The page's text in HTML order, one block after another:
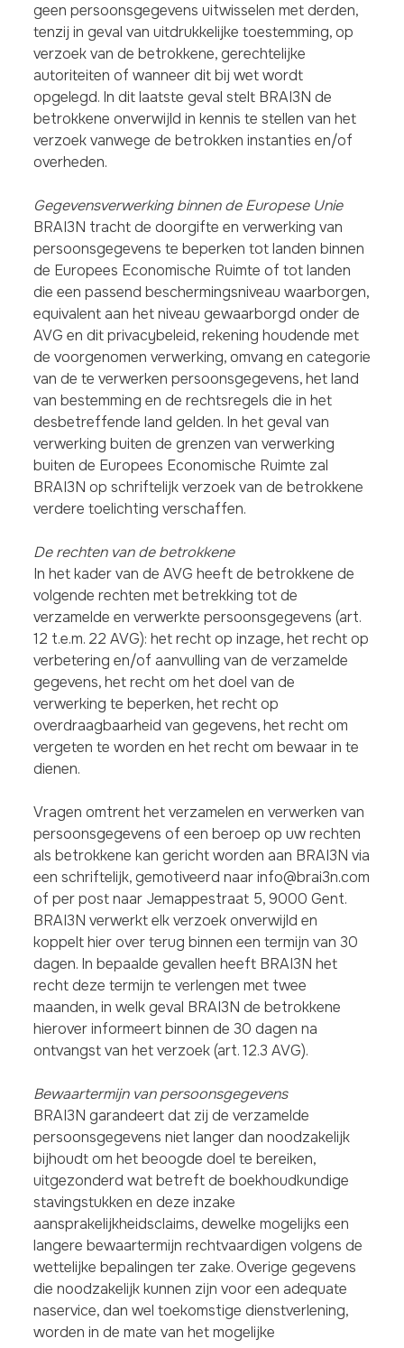
geen persoonsgegevens uitwisselen met derden,
tenzij in geval van uitdrukkelijke toestemming, op
verzoek van de betrokkene, gerechtelijke
autoriteiten of wanneer dit bij wet wordt
opgelegd. In dit laatste geval stelt BRAI3N de
betrokkene onverwijld in kennis te stellen van het
verzoek vanwege de betrokken instanties en/of
overheden.
Gegevensverwerking binnen de Europese Unie
BRAI3N tracht de doorgifte en verwerking van
persoonsgegevens te beperken tot landen binnen
de Europees Economische Ruimte of tot landen
die een passend beschermingsniveau waarborgen,
equivalent aan het niveau gewaarborgd onder de
AVG en dit privacybeleid, rekening houdende met
de voorgenomen verwerking, omvang en categorie
van de te verwerken persoonsgegevens, het land
van bestemming en de rechtsregels die in het
desbetreffende land gelden. In het geval van
verwerking buiten de grenzen van verwerking
buiten de Europees Economische Ruimte zal
BRAI3N op schriftelijk verzoek van de betrokkene
verdere toelichting verschaffen.
De rechten van de betrokkene
In het kader van de AVG heeft de betrokkene de
volgende rechten met betrekking tot de
verzamelde en verwerkte persoonsgegevens (art.
12 t.e.m. 22 AVG): het recht op inzage, het recht op
verbetering en/of aanvulling van de verzamelde
gegevens, het recht om het doel van de
verwerking te beperken, het recht op
overdraagbaarheid van gegevens, het recht om
vergeten te worden en het recht om bewaar in te
dienen.
Vragen omtrent het verzamelen en verwerken van
persoonsgegevens of een beroep op uw rechten
als betrokkene kan gericht worden aan BRAI3N via
een schriftelijk, gemotiveerd naar info@brai3n.com
of per post naar Jemappestraat 5, 9000 Gent.
BRAI3N verwerkt elk verzoek onverwijld en
koppelt hier over terug binnen een termijn van 30
dagen. In bepaalde gevallen heeft BRAI3N het
recht deze termijn te verlengen met twee
maanden, in welk geval BRAI3N de betrokkene
hierover informeert binnen de 30 dagen na
ontvangst van het verzoek (art. 12.3 AVG).
Bewaartermijn van persoonsgegevens
BRAI3N garandeert dat zij de verzamelde
persoonsgegevens niet langer dan noodzakelijk
bijhoudt om het beoogde doel te bereiken,
uitgezonderd wat betreft de boekhoudkundige
stavingstukken en deze inzake
aansprakelijkheidsclaims, dewelke mogelijks een
langere bewaartermijn rechtvaardigen volgens de
wettelijke bepalingen ter zake. Overige gegevens
die noodzakelijk kunnen zijn voor een adequate
naservice, dan wel toekomstige dienstverlening,
worden in de mate van het mogelijke